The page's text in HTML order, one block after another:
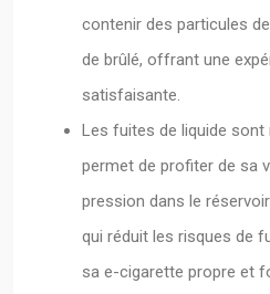
contenir des particules
de brûlé, offrant une
satisfaisante.
Les fuites de liquide
permet de profiter de sa
pression dans le
qui réduit les risques de
sa e-cigarette propre et